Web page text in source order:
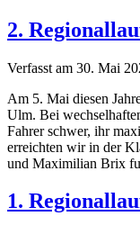
2.
Verfasst am 30. Mai
Am 5. Mai diesen
Ulm. Bei
Fahrer schwer, ihr
erreichten wir in der
und Maximilian Brix
1.